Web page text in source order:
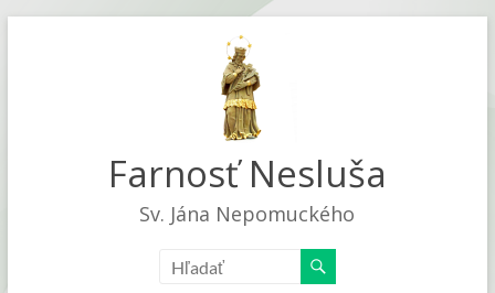
Farnosť Nesluša
Sv. Jána Nepomuckého